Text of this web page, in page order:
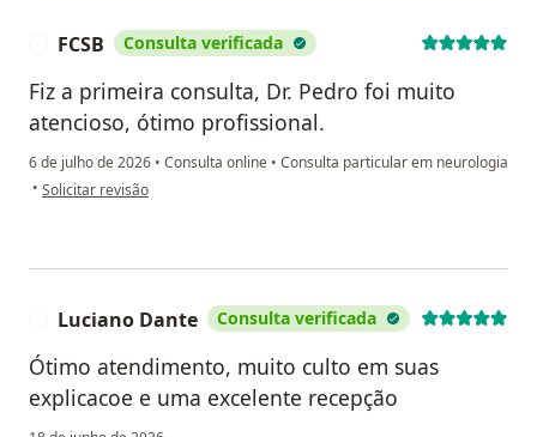
FCSB Consulta verificada
Fiz a primeira consulta, Dr. Pedro foi muito
atencioso, ótimo profissional.
6 de julho de 2026 • Consulta online • Consulta particular em neurologia
• na opinião do utilizador FCSB
Solicitar revisão
Luciano Dante Consulta verificada
Ótimo atendimento, muito culto em suas
explicacoe e uma excelente recepção